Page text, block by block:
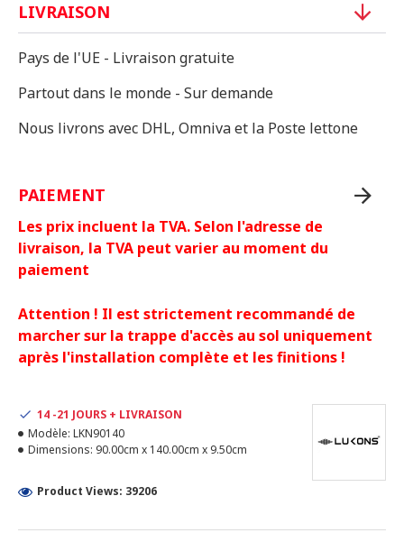
LIVRAISON
Pays de l'UE - Livraison gratuite
Partout dans le monde - Sur demande
Nous livrons avec DHL, Omniva et la Poste lettone
PAIEMENT
Les prix incluent la TVA. Selon l'adresse de
livraison, la TVA peut varier au moment du
paiement
Attention ! Il est strictement recommandé de
marcher sur la trappe d'accès au sol uniquement
après l'installation complète et les finitions !
14 -21 JOURS + LIVRAISON
Modèle: LKN90140
Dimensions: 90.00cm x 140.00cm x 9.50cm
Product Views: 39206